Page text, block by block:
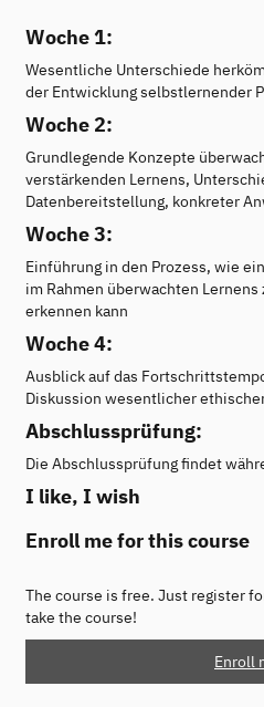
Woche 1:
Wesentliche Unterschiede
der Entwicklung selbstlernender
Woche 2:
Grundlegende Konzepte
verstärkenden Lernens,
Datenbereitstellung, konkreter
Woche 3:
Einführung in den Prozess, wie
im Rahmen überwachten
erkennen kann
Woche 4:
Ausblick auf das
Diskussion wesentlicher
Abschlussprüfung:
Die Abschlussprüfung findet
I like, I wish
Enroll me for this course
The course is free. Just register
take the course!
Enroll